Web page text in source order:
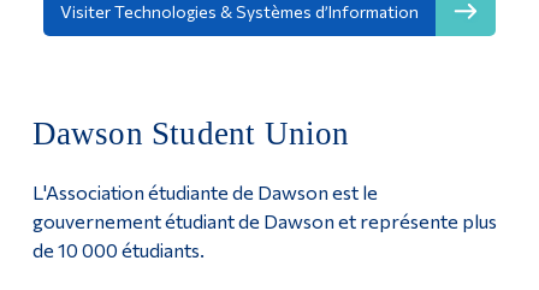
Visiter Technologies & Systèmes d’Information
Dawson Student Union
L'Association étudiante de Dawson est le
gouvernement étudiant de Dawson et représente plus
de 10 000 étudiants.